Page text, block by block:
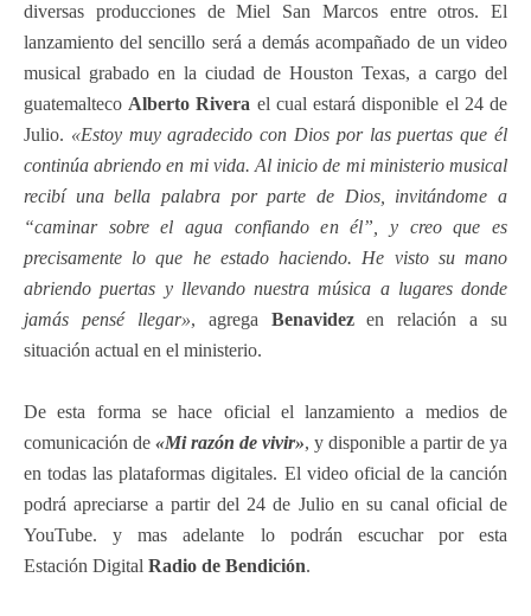
diversas producciones de Miel San Marcos entre otros. El
lanzamiento del sencillo será a demás acompañado de un video
musical grabado en la ciudad de Houston Texas, a cargo del
guatemalteco Alberto Rivera el cual estará disponible el 24 de
Julio. «Estoy muy agradecido con Dios por las puertas que él
continúa abriendo en mi vida. Al inicio de mi ministerio musical
recibí una bella palabra por parte de Dios, invitándome a
“caminar sobre el agua confiando en él”, y creo que es
precisamente lo que he estado haciendo. He visto su mano
abriendo puertas y llevando nuestra música a lugares donde
jamás pensé llegar», agrega Benavidezen relación a su
situación actual en el ministerio.
De esta forma se hace oficial el lanzamiento a medios de
comunicación de «Mi razón de vivir», y disponible a partir de ya
en todas las plataformas digitales. El video oficial de la canción
podrá apreciarse a partir del 24 de Julio en su canal oficial de
YouTube. y mas adelante lo podrán escuchar por esta
Estación Digital Radio de Bendición.